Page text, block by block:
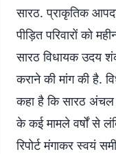
सारठ. प्राकृतिक
पीड़ित परिवारों को
सारठ विधायक उदय
कराने की मांग की है.
कहा है कि सारठ अंचल
के कई मामले वर्षों से
रिपोर्ट मंगाकर स्वयं